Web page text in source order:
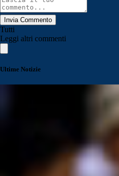
Invia Commento
Tutti
Leggi altri commenti
Ultime Notizie